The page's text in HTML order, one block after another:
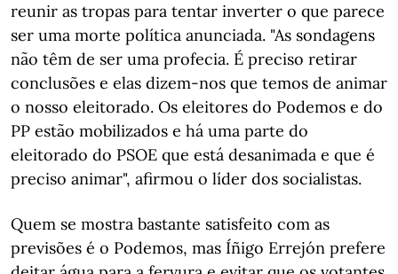
reunir as tropas para tentar inverter o que parece
ser uma morte política anunciada. "As sondagens
não têm de ser uma profecia. É preciso retirar
conclusões e elas dizem-nos que temos de animar
o nosso eleitorado. Os eleitores do Podemos e do
PP estão mobilizados e há uma parte do
eleitorado do PSOE que está desanimada e que é
preciso animar", afirmou o líder dos socialistas.
Quem se mostra bastante satisfeito com as
previsões é o Podemos, mas Íñigo Errejón prefere